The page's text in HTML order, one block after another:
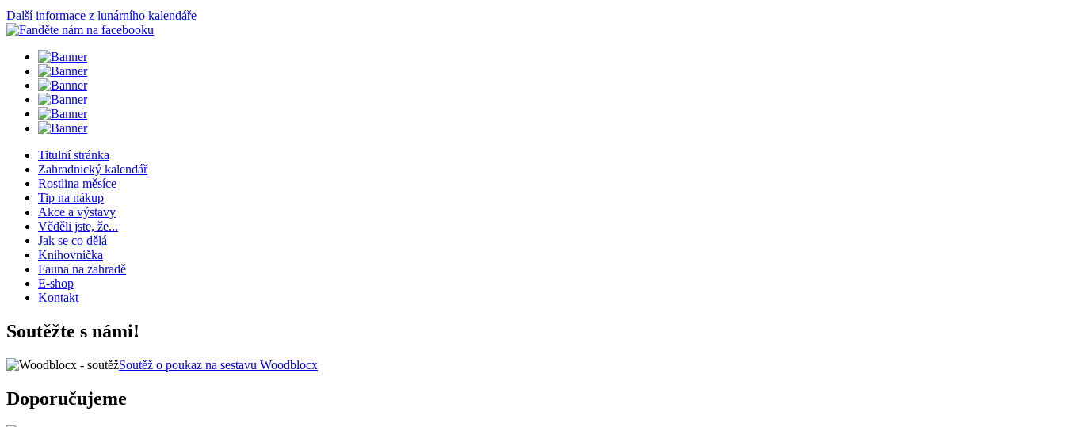
Další informace z lunárního kalendáře
Titulní stránka
Zahradnický kalendář
Rostlina měsíce
Tip na nákup
Akce a výstavy
Věděli jste, že...
Jak se co dělá
Knihovnička
Fauna na zahradě
E-shop
Kontakt
Soutěžte s námi!
Soutěž o poukaz na sestavu Woodblocx
Doporučujeme